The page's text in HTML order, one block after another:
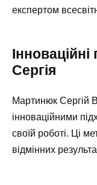
експертом
Сергія
Мартинюк Сергій
інноваційними
своїй роботі. Ці
відмінних